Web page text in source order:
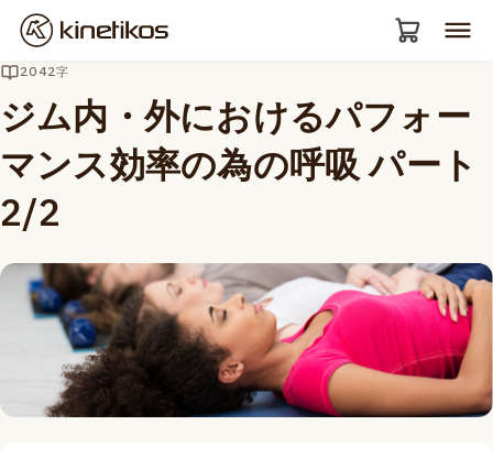
2042字
ジム内・外におけるパフォー
マンス効率の為の呼吸 パート
2/2